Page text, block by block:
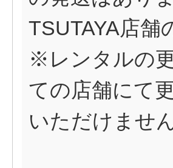
TSUTAYA店舗
※レンタルの
ての店舗にて
いただけません